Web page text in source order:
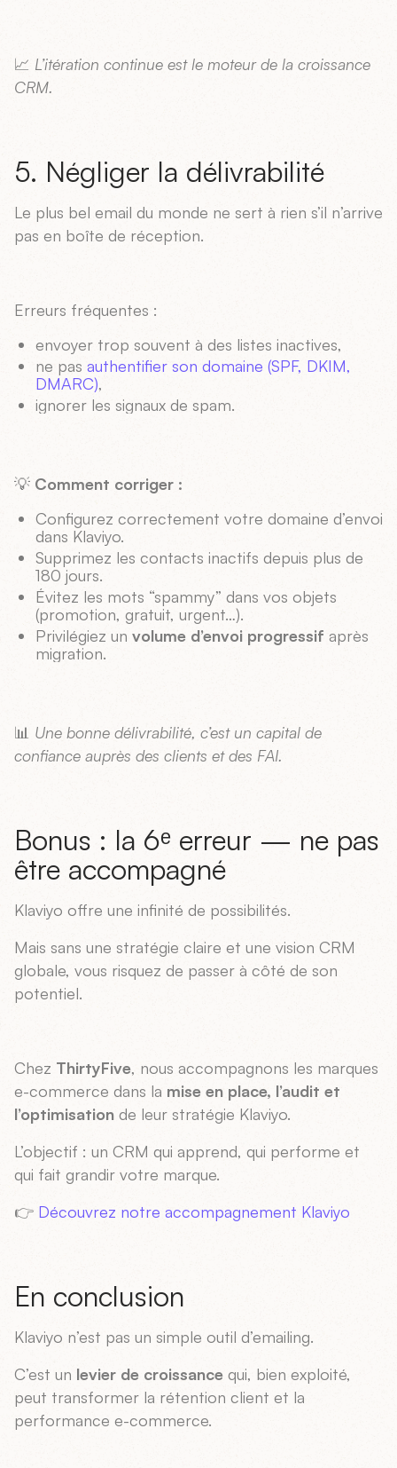
📈 L’itération continue est le moteur de la croissance
CRM.
5. Négliger la délivrabilité
Le plus bel email du monde ne sert à rien s’il n’arrive
pas en boîte de réception.
Erreurs fréquentes :
envoyer trop souvent à des listes inactives,
ne pas authentifier son domaine (SPF, DKIM,
DMARC),
ignorer les signaux de spam.
💡 Comment corriger :
Configurez correctement votre domaine d’envoi
dans Klaviyo.
Supprimez les contacts inactifs depuis plus de
180 jours.
Évitez les mots “spammy” dans vos objets
(promotion, gratuit, urgent…).
Privilégiez un volume d’envoi progressif après
migration.
📊 Une bonne délivrabilité, c’est un capital de
confiance auprès des clients et des FAI.
Bonus : la 6ᵉ erreur — ne pas
être accompagné
Klaviyo offre une infinité de possibilités.
Mais sans une stratégie claire et une vision CRM
globale, vous risquez de passer à côté de son
potentiel.
Chez ThirtyFive, nous accompagnons les marques
e-commerce dans la mise en place, l’audit et
l’optimisation de leur stratégie Klaviyo.
L’objectif : un CRM qui apprend, qui performe et
qui fait grandir votre marque.
👉 Découvrez notre accompagnement Klaviyo
En conclusion
Klaviyo n’est pas un simple outil d’emailing.
C’est un levier de croissance qui, bien exploité,
peut transformer la rétention client et la
performance e-commerce.